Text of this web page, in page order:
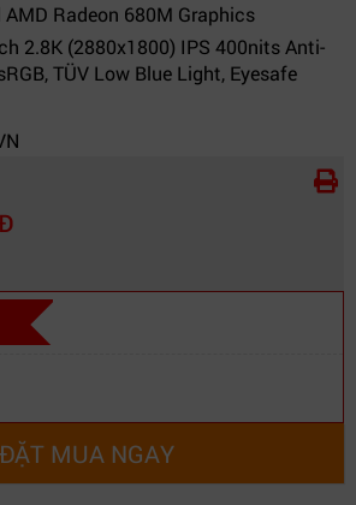
2.8K (2880x1800)
90Hz
Low Blue Light, Eyesafe
Integrated AMD Radeon 680M
Wi-Fi 6 11ax, 2x2
Bàn phím tiêu chuẩn - Đèn nền bàn
Radeon 680M Graphics
2.8K (2880x1800) IPS 400nits Anti-
TÜV Low Blue Light, Eyesafe
ĐẶT MUA NGAY